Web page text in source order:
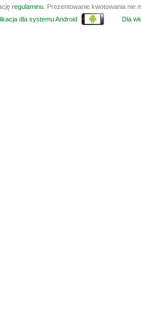
regulaminu . Prezentowanie kwotowania
dla systemu Android Dla